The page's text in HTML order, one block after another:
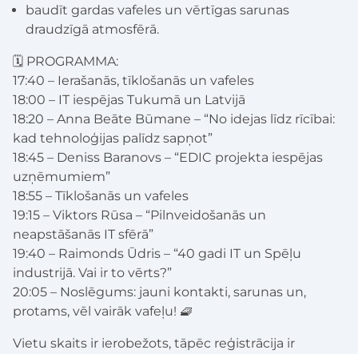
baudīt gardas vafeles un vērtīgas sarunas
draudzīgā atmosfērā.
🗓 PROGRAMMA:
17:40 – Ierašanās, tīklošanās un vafeles
18:00 – IT iespējas Tukumā un Latvijā
18:20 – Anna Beāte Būmane – “No idejas līdz rīcībai:
kad tehnoloģijas palīdz sapņot”
18:45 – Deniss Baranovs – “EDIC projekta iespējas
uzņēmumiem”
18:55 – Tīklošanās un vafeles
19:15 – Viktors Rūsa – “Pilnveidošanās un
neapstāšanās IT sfērā”
19:40 – Raimonds Ūdris – “40 gadi IT un Spēļu
industrijā. Vai ir to vērts?”
20:05 – Noslēgums: jauni kontakti, sarunas un,
protams, vēl vairāk vafeļu! 🧇
Vietu skaits ir ierobežots, tāpēc reģistrācija ir